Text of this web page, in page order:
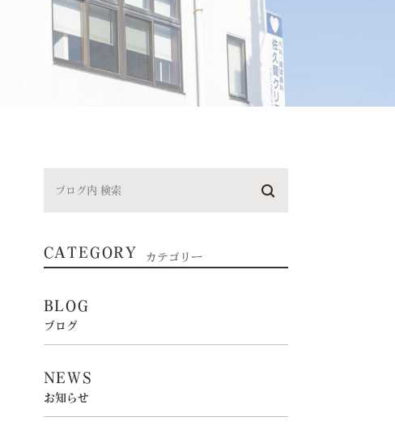
CATEGORY カテゴリー
BLOG
ブログ
NEWS
お知らせ